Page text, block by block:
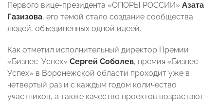
Первого вице-президента «ОПОРЫ РОССИИ» Азата
Газизова, его темой стало создание сообщества
людей, объединенных одной идеей.
Как отметил исполнительный директор Премии
«Бизнес-Успех» Сергей Соболев, премия «Бизнес-
Успех» в Воронежской области проходит уже в
четвертый раз и с каждым годом количество
участников, а также качество проектов возрастают –